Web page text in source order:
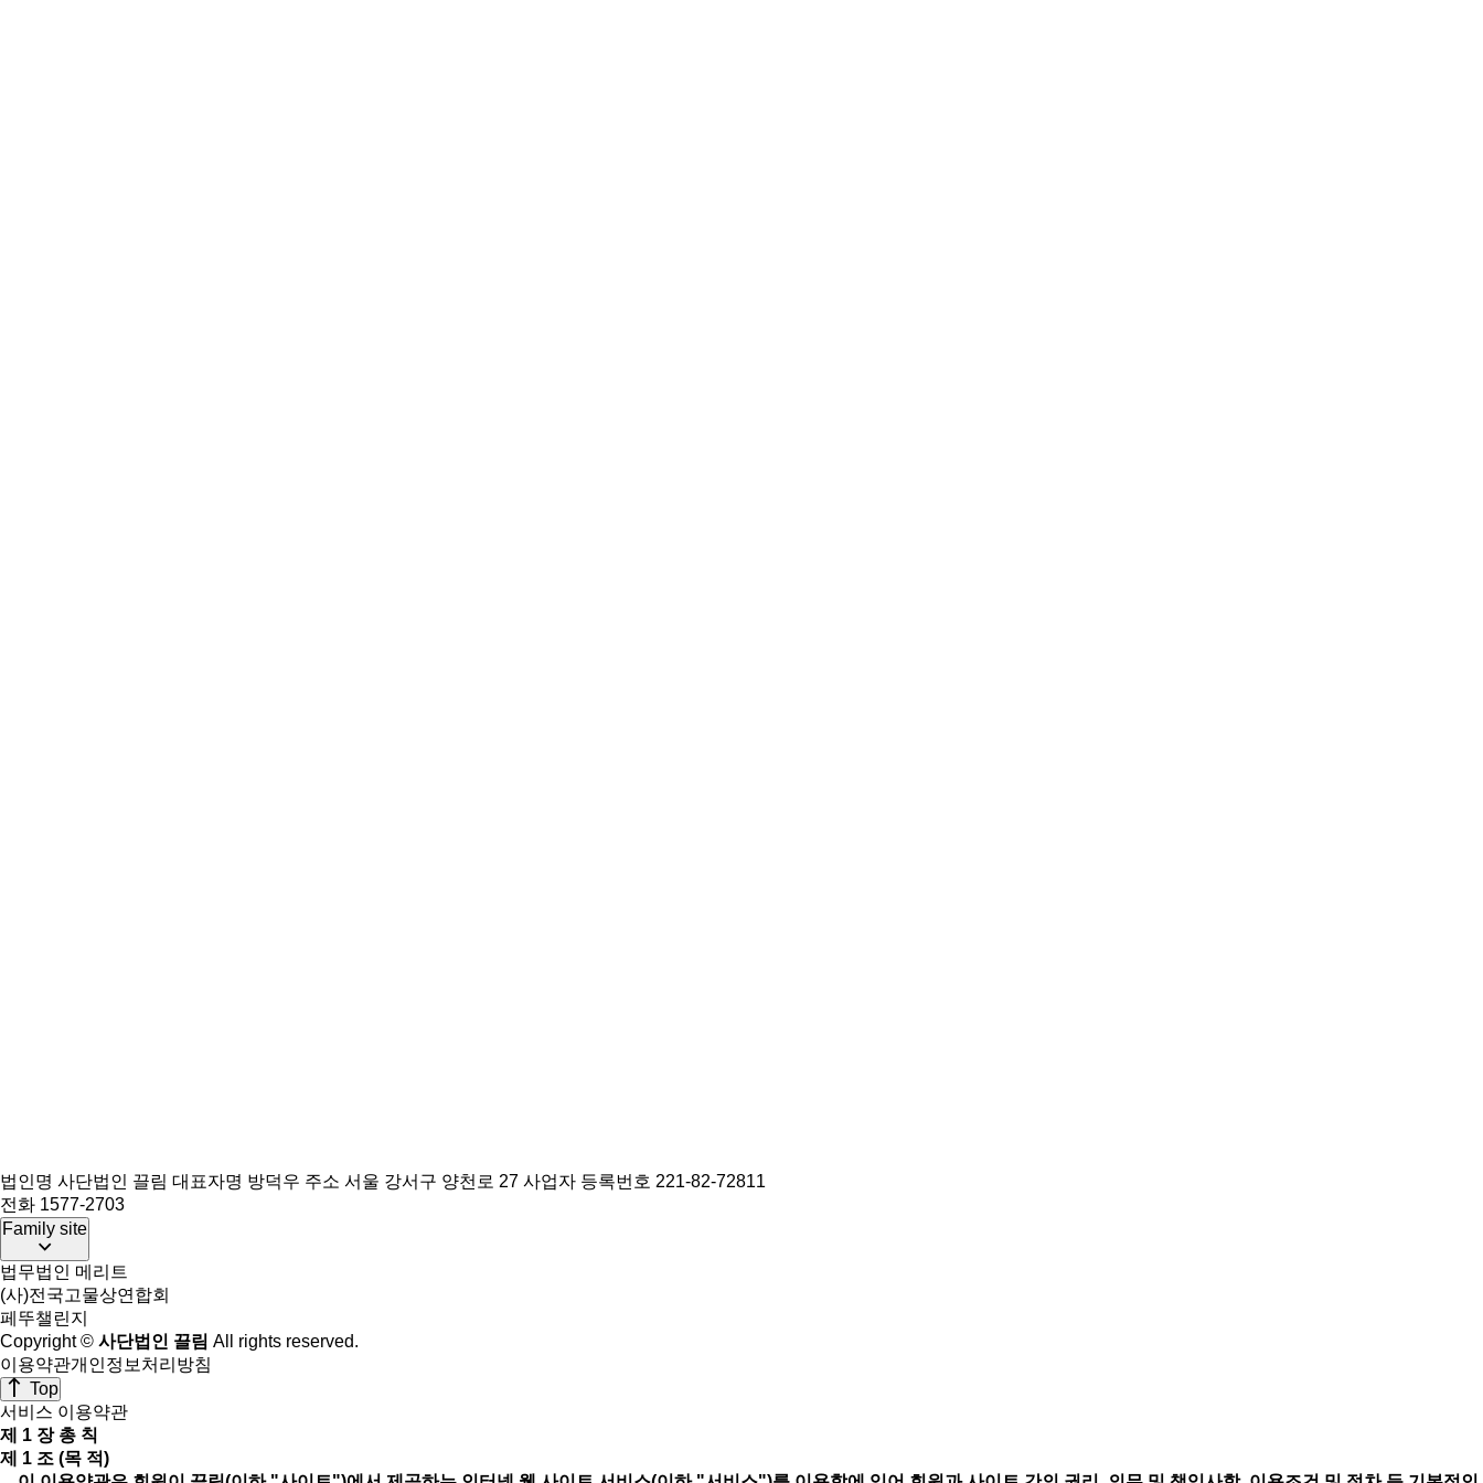
법인명 사단법인 끌림 대표자명 방덕우 주소 서울 강서구 양천로 27 사업자 등록번호 221-82-72811
전화 1577-2703
Family site
법무법인 메리트
(사)전국고물상연합회
페뚜챌린지
Copyright © 사단법인 끌림 All rights reserved.
이용약관개인정보처리방침
Top
서비스 이용약관
제 1 장 총 칙
제 1 조 (목 적)